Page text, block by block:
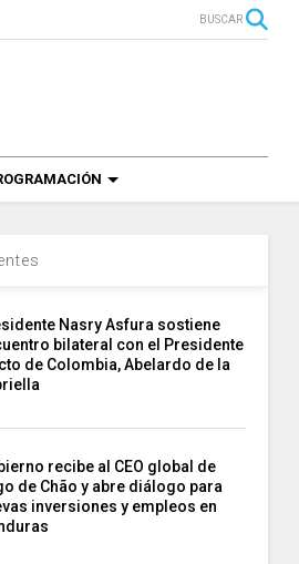
BUSCAR
Nasry Asfura sostiene
bilateral con el Presidente
de Colombia, Abelardo de la
recibe al CEO global de
de Chão y abre diálogo para
inversiones y empleos en